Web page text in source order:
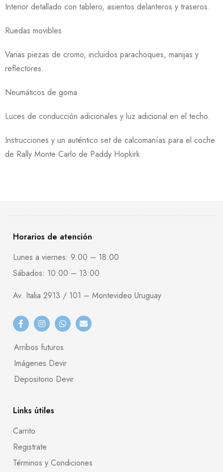
Interior detallado con tablero, asientos delanteros y traseros.
Ruedas movibles
Varias piezas de cromo, incluidos parachoques, manijas y
reflectores.
Neumáticos de goma
Luces de conducción adicionales y luz adicional en el techo.
Instrucciones y un auténtico set de calcomanías para el coche
de Rally Monte Carlo de Paddy Hopkirk
Horarios de atención
Lunes a viernes: 9:00 – 18:00
Sábados: 10:00 – 13:00
Av. Italia 2913 / 101 – Montevideo Uruguay
Arribos futuros
Imágenes Devir
Depositorio Devir
Links útiles
Carrito
Registrate
Términos y Condiciones